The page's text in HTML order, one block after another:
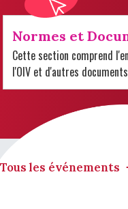
Normes et
Cette section comprend
l'OIV et d'autres
Tous les événements